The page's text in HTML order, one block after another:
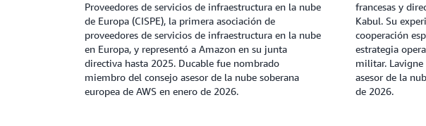
Proveedores de servicios de infraestructura en la nube
de Europa (CISPE), la primera asociación de
proveedores de servicios de infraestructura en la nube
en Europa, y representó a Amazon en su junta
directiva hasta 2025. Ducable fue nombrado
miembro del consejo asesor de la nube soberana
europea de AWS en enero de 2026.
francesas y
Kabul. Su
cooperación
estrategia
militar.
asesor de la
de 2026.